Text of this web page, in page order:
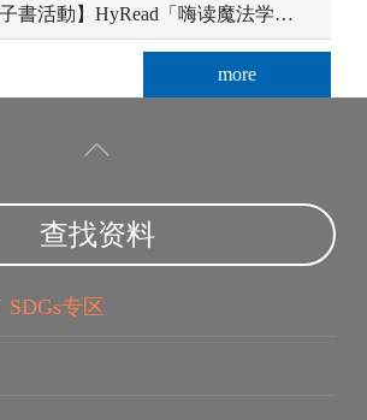
】HyRead「嗨读魔法学院」正式开课啰！ 🎓，宿恐指定任務抽Go...
more
查找资料
SDGs专区